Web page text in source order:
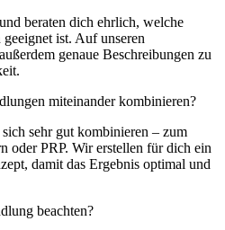
beraten dich ehrlich, welche
ist. Auf unseren
genaue Beschreibungen zu
miteinander kombinieren?
sehr gut kombinieren – zum
oder PRP. Wir erstellen für dich ein
damit das Ergebnis optimal und
beachten?